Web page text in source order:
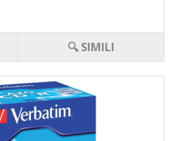
🔍 SIMILI